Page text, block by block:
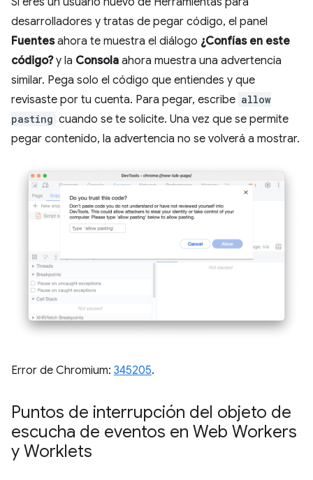
desarrolladores y tratas de pegar código, el panel
Fuentesahora te muestra el diálogo ¿Confías en este
código?y la Consola ahora muestra una advertencia
similar. Pega solo el código que entiendes y que
revisaste por tu cuenta. Para pegar, escribe allow
pasting cuando se te solicite. Una vez que se permite
pegar contenido, la advertencia no se volverá a mostrar.
Error de Chromium: 345205.
Puntos de interrupción del objeto de
escucha de eventos en Web Workers
y Worklets